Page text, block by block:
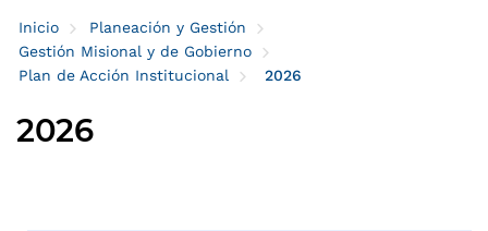
Inicio
Planeación y Gestión
Gestión Misional y de Gobierno
Plan de Acción Institucional
2026
2026